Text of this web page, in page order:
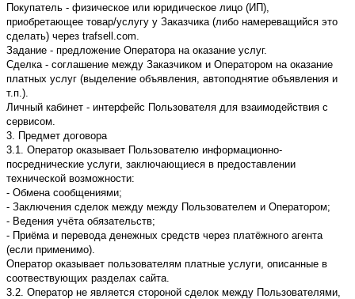
Покупатель - физическое или юридическое лицо (ИП),
приобретающее товар/услугу у Заказчика (либо намереващийся это
сделать) через trafsell.com.
Задание - предложение Оператора на оказание услуг.
Сделка - соглашение между Заказчиком и Оператором на оказание
платных услуг (выделение объявления, автоподнятие объявления и
т.п.).
Личный кабинет - интерфейс Пользователя для взаимодействия с
сервисом.
3. Предмет договора
3.1. Оператор оказывает Пользователю информационно-
посреднические услуги, заключающиеся в предоставлении
технической возможности:
- Обмена сообщениями;
- Заключения сделок между между Пользователем и Оператором;
- Ведения учёта обязательств;
- Приёма и перевода денежных средств через платёжного агента
(если применимо).
Оператор оказывает пользователям платные услуги, описанные в
соотвествующих разделах сайта.
3.2. Оператор не является стороной сделок между Пользователями,